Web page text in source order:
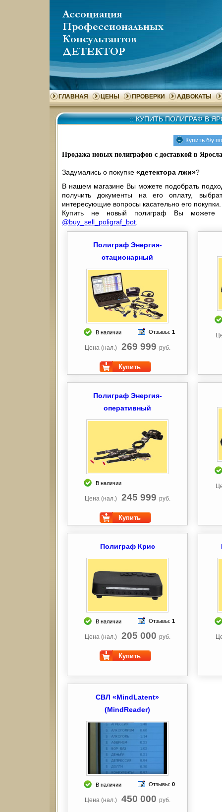
ГЛАВНАЯ ЦЕНЫ ПРОВЕРКИ АДВОКАТЫ
::КУПИТЬ ПОЛИГРАФ В
Купить б/у
Продажа новых полиграфов с доставкой в
Задумались о покупке «детектора лжи»?
В нашем магазине Вы можете подобрать
получить документы на его оплату,
интересующие вопросы касательно его покупки.
Купить не новый полиграф Вы
@buy_sell_poligraf_bot
Полиграф Энергия-
стационарный
В наличии Отзывы: 1
Цена (нал.) 269 999 руб.
Купить
Полиграф Энергия-
оперативный
В наличии
Цена (нал.) 245 999 руб.
Купить
Полиграф Крис
В наличии Отзывы: 1
Цена (нал.) 205 000 руб.
Купить
СВЛ «MindLatent»
(MindReader)
В наличии Отзывы: 0
Цена (нал.) 450 000 руб.